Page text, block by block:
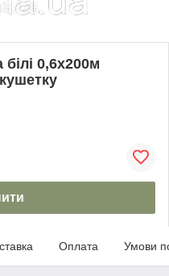
0,6х200м
Оплата Умови